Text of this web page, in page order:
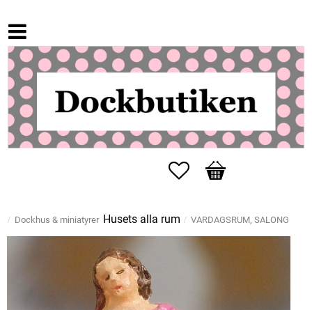
Favoriter
Kundvagn
Dockhus & miniatyrer Husets alla rum VARDAGSRUM, SALONG